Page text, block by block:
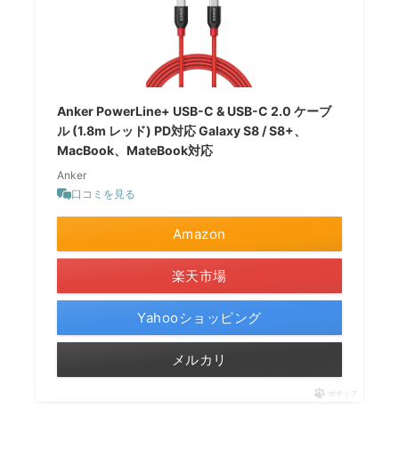
Anker PowerLine+ USB-C & USB-C 2.0 ケーブ
ル (1.8m レッド) PD対応 Galaxy S8 / S8+、
MacBook、MateBook対応
Anker
口コミを見る
Amazon
楽天市場
Yahooショッピング
メルカリ
ポチップ